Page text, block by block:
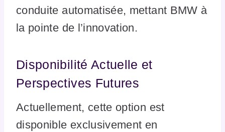
conduite automatisée, mettant BMW à
la pointe de l’innovation.
Disponibilité Actuelle et
Perspectives Futures
Actuellement, cette option est
disponible exclusivement en